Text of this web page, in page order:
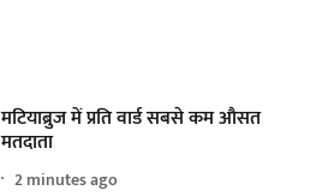
मटियाब्रुज में प्रति वार्ड सबसे कम औसत
मतदाता
2 minutes ago